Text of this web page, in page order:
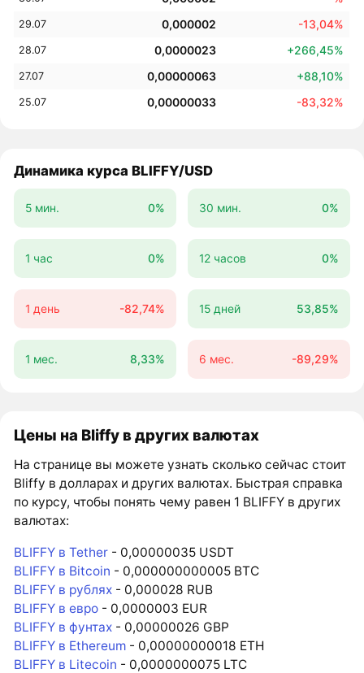
29.07 0,000002 -13,04%
28.07 0,0000023 +266,45%
27.07 0,00000063 +88,10%
25.07 0,00000033 -83,32%
Динамика курса BLIFFY/USD
5 мин. 0% 30 мин. 0%
1 час 0% 12 часов 0%
1 день -82,74% 15 дней 53,85%
1 мес. 8,33% 6 мес. -89,29%
Цены на Bliffy в других валютах
На странице вы можете узнать сколько сейчас стоит
Bliffy в долларах и других валютах. Быстрая справка
по курсу, чтобы понять чему равен 1 BLIFFY в других
валютах:
BLIFFY в Tether - 0,00000035 USDT
BLIFFY в Bitcoin - 0,000000000005 BTC
BLIFFY в рублях - 0,000028 RUB
BLIFFY в евро - 0,0000003 EUR
BLIFFY в фунтах - 0,00000026 GBP
BLIFFY в Ethereum - 0,00000000018 ETH
BLIFFY в Litecoin - 0,0000000075 LTC